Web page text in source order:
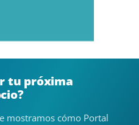
tu próxima
mostramos cómo Portal